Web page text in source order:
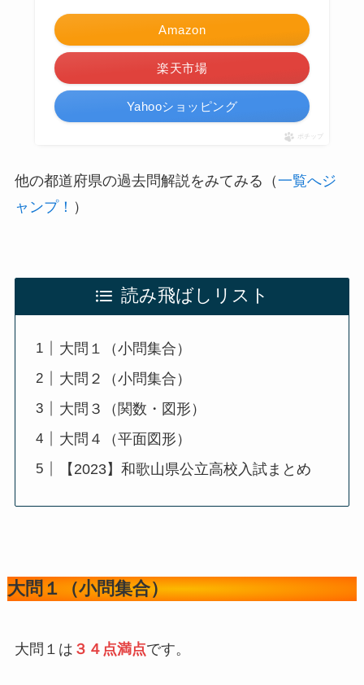
Amazon
楽天市場
Yahooショッピング
ポチップ
他の都道府県の過去問解説をみてみる（一覧へジ
ャンプ！ ）